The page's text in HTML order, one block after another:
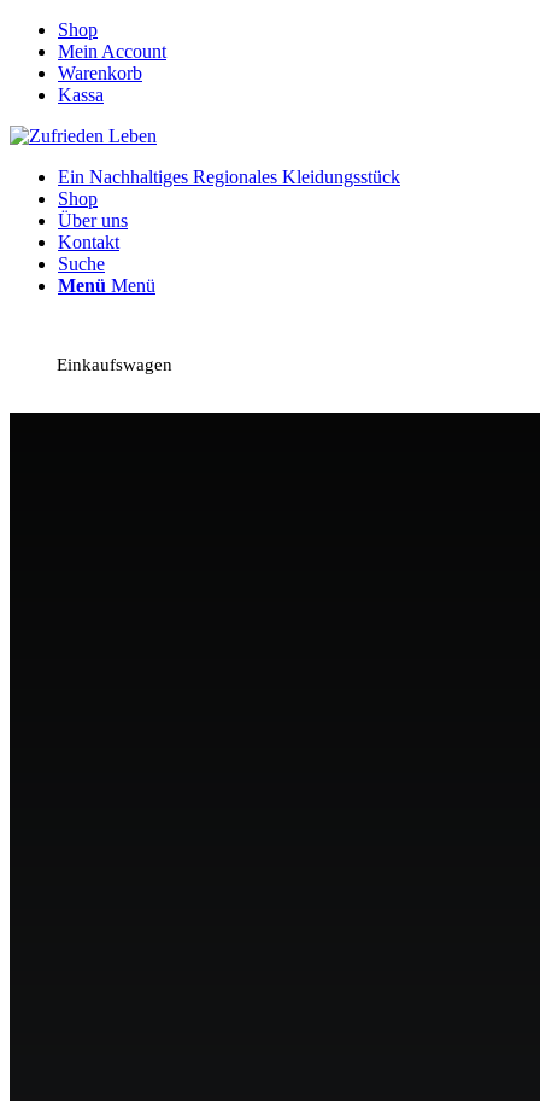
Shop
Mein Account
Warenkorb
Kassa
Ein Nachhaltiges Regionales Kleidungsstück
Shop
Über uns
Kontakt
Suche
Menü Menü
Einkaufswagen